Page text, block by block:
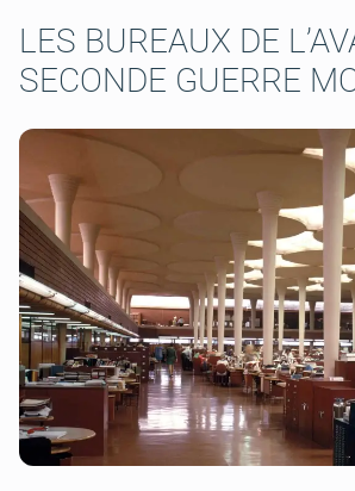
LES BUREAUX DE
SECONDE GUERRE